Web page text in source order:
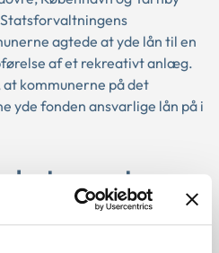
agtede at yde lån til en
af et rekreativt anlæg.
kommunerne på det
yde fonden ansvarlige lån på i